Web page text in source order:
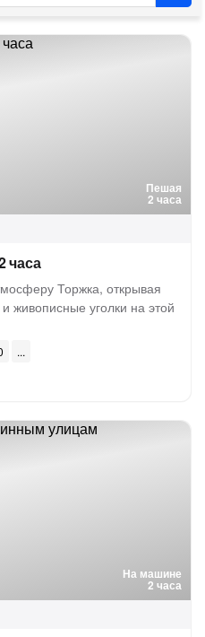
Пешая
2 часа
часа
Торжка, открывая
живописные уголки на этой
На машине
2 часа